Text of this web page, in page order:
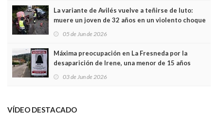
La variante de Avilés vuelve a teñirse de luto:
muere un joven de 32 años en un violento choque
frontal
05 de Jun de 2026
Máxima preocupación en La Fresneda por la
desaparición de Irene, una menor de 15 años
03 de Jun de 2026
VÍDEO DESTACADO